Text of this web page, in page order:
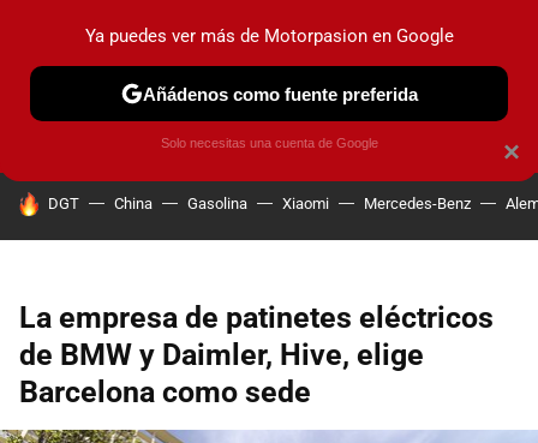
PRUEBAS COCHES ELÉCTRICOS OBSERVATORIO
HOY SE HABLA DE
DGT China Gasolina Xiaomi Mercedes-Benz
La empresa de patinetes eléctricos
de BMW y Daimler, Hive, elige
Barcelona como sede
×
Ya puedes ver más de Motorpasion en Google
Añádenos como fuente preferida
Solo necesitas una cuenta de Google